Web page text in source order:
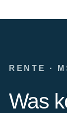
RENTE ·
Was